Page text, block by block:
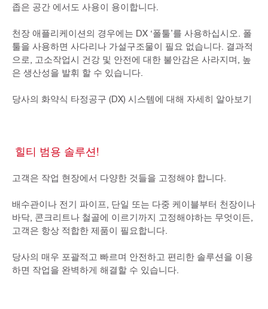
좁은 공간 에서도 사용이 용이합니다.
천장 애플리케이션의 경우에는 DX ‘폴툴’를 사용하십시오. 폴
툴을 사용하면 사다리나 가설구조물이 필요 없습니다. 결과적
으로, 고소작업시 건강 및 안전에 대한 불안감은 사라지며, 높
은 생산성을 발휘 할 수 있습니다.
당사의 화약식 타정공구 (DX) 시스템에 대해 자세히 알아보기
힐티 범용 솔루션!
고객은 작업 현장에서 다양한 것들을 고정해야 합니다.
배수관이나 전기 파이프, 단일 또는 다중 케이블부터 천장이나
바닥, 콘크리트나 철골에 이르기까지 고정해야하는 무엇이든,
고객은 항상 적합한 제품이 필요합니다.
당사의 매우 포괄적고 빠르며 안전하고 편리한 솔루션을 이용
하면 작업을 완벽하게 해결할 수 있습니다.